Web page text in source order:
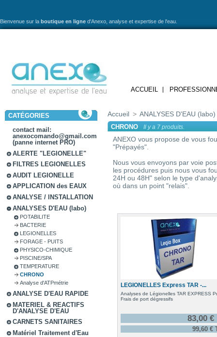
Bienvenue sur la boutique en ligne d'Anexo, analyse et expertise de l'eau.
ACCUEIL
CATÉGORIES
contact mail:
anexocomando@gmail.com
(panne internet PRO)
ALERTE "LEGIONELLE"
FILTRES LEGIONELLES
AUDIT LEGIONELLE
APPLICATION des EAUX
ANALYSE / INSTALLATION
ANALYSES D'EAU (labo)
POTABILITE
BACTERIE
LEGIONELLES
FORAGE - PUITS
PHYSICO-CHIMIQUE
PISCINE/SPA
TEMPERATURE
CHRONO
Analyse d'ATPmétrie
ANALYSE D'EAU RAPIDE
MATERIEL & REACTIFS
D'ANALYSE D'EAU
CARNETS SANITAIRES
Matériel Traitement d'Eau
Accueil > ANALYSES D'EAU (labo)
CHRONO Il y a 7 produits.
ANEXO vous propose de vous
"Prépayés".
Nous vous envoyons par voie
les procédures puis nous vous
24H ou 48H" selon le type
où dans un point "relais".
LEGIONELLES Express TAR -...
Analyses de Légionelles TAR EXPRESS
Frais de port dégressifs
83,00 €
99,60 €